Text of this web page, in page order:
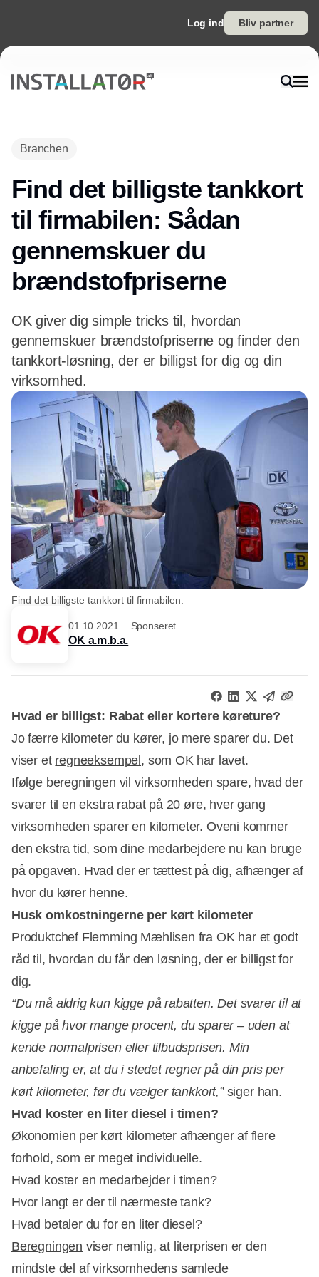
Log ind Bliv partner
Branchen
Find det billigste tankkort
til firmabilen: Sådan
gennemskuer du
brændstofpriserne
OK giver dig simple tricks til, hvordan
gennemskuer brændstofpriserne og finder den
tankkort-løsning, der er billigst for dig og din
virksomhed.
Find det billigste tankkort til firmabilen.
01.10.2021 Sponseret
OK a.m.b.a.
Hvad er billigst: Rabat eller kortere køreture?
Jo færre kilometer du kører, jo mere sparer du. Det
viser et regneeksempel, som OK har lavet.
Ifølge beregningen vil virksomheden spare, hvad der
svarer til en ekstra rabat på 20 øre, hver gang
virksomheden sparer en kilometer. Oveni kommer
den ekstra tid, som dine medarbejdere nu kan bruge
på opgaven. Hvad der er tættest på dig, afhænger af
hvor du kører henne.
Husk omkostningerne per kørt kilometer
Produktchef Flemming Mæhlisen fra OK har et godt
råd til, hvordan du får den løsning, der er billigst for
dig.
“Du må aldrig kun kigge på rabatten. Det svarer til at
kigge på hvor mange procent, du sparer – uden at
kende normalprisen eller tilbudsprisen. Min
anbefaling er, at du i stedet regner på din pris per
kørt kilometer, før du vælger tankkort,”siger han.
Hvad koster en liter diesel i timen?
Økonomien per kørt kilometer afhænger af flere
forhold, som er meget individuelle.
Hvad koster en medarbejder i timen?
Hvor langt er der til nærmeste tank?
Hvad betaler du for en liter diesel?
Beregningen viser nemlig, at literprisen er den
mindste del af virksomhedens samlede